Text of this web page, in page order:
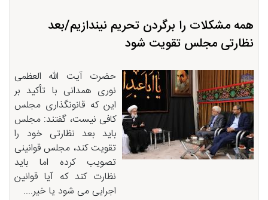
همه مشکلات را برگردن تحریم نیندازیم/بعد
نظارتی مجلس تقویت شود
حضرت آیت الله العظمی
نوری همدانی با تأکید بر
این که قانونگذاری مجلس
کافی نیست، گفتند: مجلس
باید بعد نظارتی خود را
تقویت کند، مجلس قوانینی
تصویب کرده اما باید
نظارت کند که آیا قوانین
اجرایی می شود یا خیر....